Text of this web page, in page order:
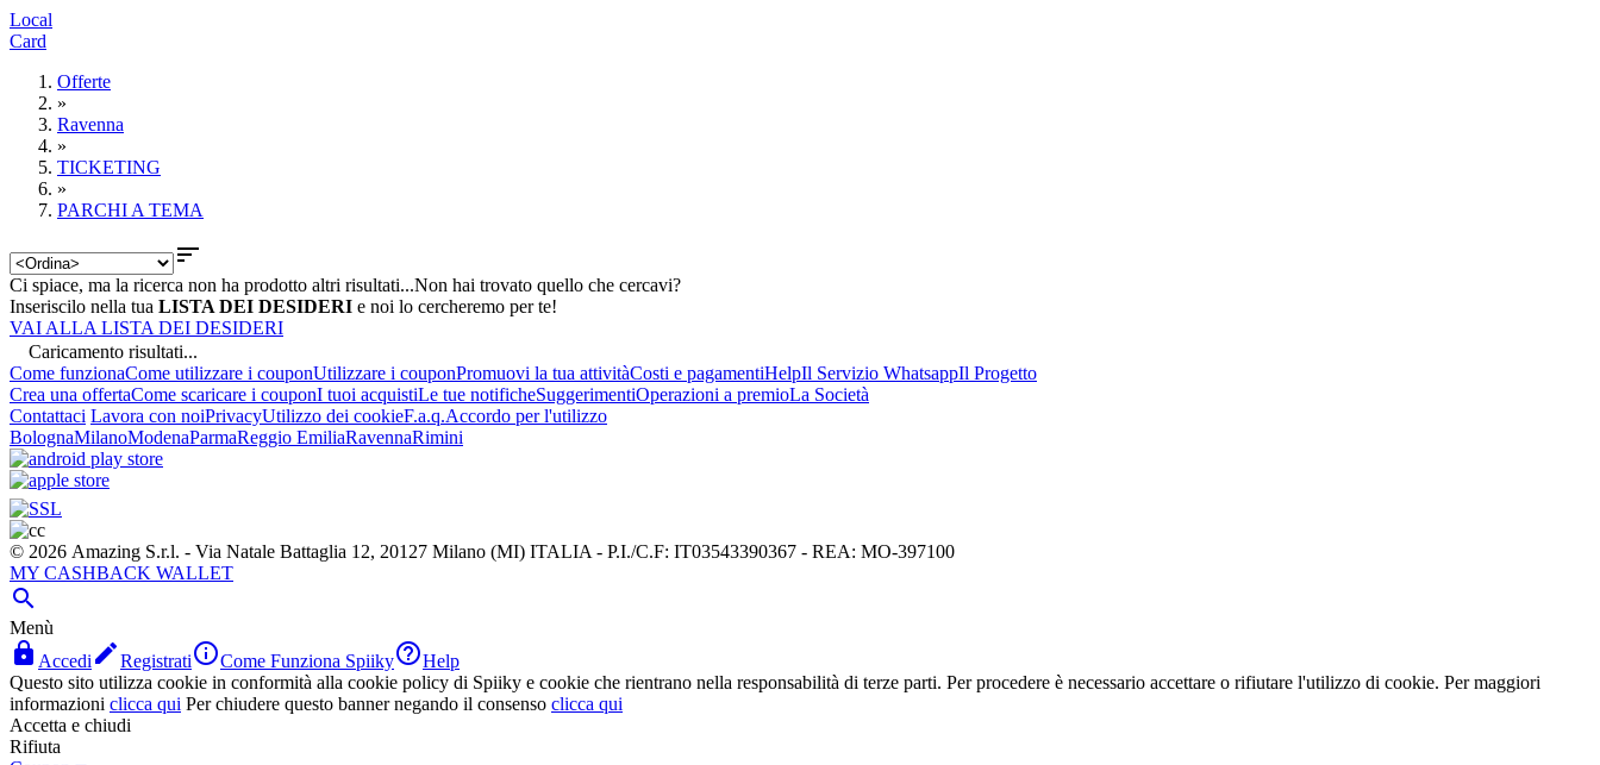
Local
Card
Offerte
»
Ravenna
»
TICKETING
»
PARCHI A TEMA

Ci spiace, ma la ricerca non ha prodotto altri risultati...Non hai trovato quello che cercavi?
Inseriscilo nella tua LISTA DEI DESIDERI e noi lo cercheremo per te!
VAI ALLA LISTA DEI DESIDERI
Caricamento risultati...
Come funzionaCome utilizzare i couponUtilizzare i couponPromuovi la tua attivitàCosti e pagamentiHelpIl Servizio WhatsappIl Progetto
Crea una offertaCome scaricare i couponI tuoi acquistiLe tue notificheSuggerimentiOperazioni a premioLa Società
Contattaci Lavora con noiPrivacyUtilizzo dei cookieF.a.q.Accordo per l'utilizzo
BolognaMilanoModenaParmaReggio EmiliaRavennaRimini
© 2026 Amazing S.r.l. - Via Natale Battaglia 12, 20127 Milano (MI) ITALIA - P.I./C.F: IT03543390367 - REA: MO-397100
MY CASHBACK WALLET

Menù
 Accedi RegistratiCome Funziona SpiikyHelp
Questo sito utilizza cookie in conformità alla cookie policy di Spiiky e cookie che rientrano nella responsabilità di terze parti. Per procedere è necessario accettare o rifiutare l'utilizzo di cookie. Per maggiori
informazioni clicca qui Per chiudere questo banner negando il consenso clicca qui
Accetta e chiudi
Rifiuta